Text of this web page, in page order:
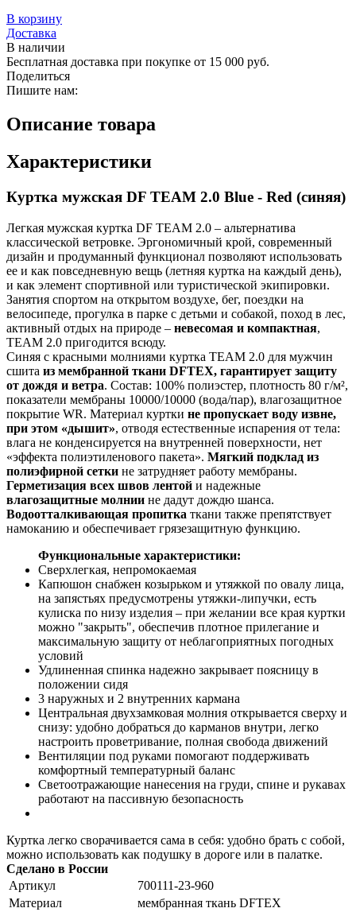
В корзину
Доставка
В наличии
Бесплатная доставка при покупке от 15 000 руб.
Поделиться
Пишите нам:
Описание товара
Характеристики
Куртка мужская DF TEAM 2.0 Blue - Red (синяя)
Легкая мужская куртка DF TEAM 2.0 – альтернатива
классической ветровке. Эргономичный крой, современный
дизайн и продуманный функционал позволяют использовать
ее и как повседневную вещь (летняя куртка на каждый день),
и как элемент спортивной или туристической экипировки.
Занятия спортом на открытом воздухе, бег, поездки на
велосипеде, прогулка в парке с детьми и собакой, поход в лес,
активный отдых на природе – невесомая и компактная,
TEAM 2.0 пригодится всюду.
Синяя с красными молниями куртка TEAM 2.0 для мужчин
сшита из мембранной ткани DFTEX, гарантирует защиту
от дождя и ветра. Состав: 100% полиэстер, плотность 80 г/м²,
показатели мембраны 10000/10000 (вода/пар), влагозащитное
покрытие WR. Материал куртки не пропускает воду извне,
при этом «дышит», отводя естественные испарения от тела:
влага не конденсируется на внутренней поверхности, нет
«эффекта полиэтиленового пакета». Мягкий подклад из
полиэфирной сетки не затрудняет работу мембраны.
Герметизация всех швов лентой и надежные
влагозащитные молнии не дадут дождю шанса.
Водоотталкивающая пропитка ткани также препятствует
намоканию и обеспечивает грязезащитную функцию.
Функциональные характеристики:
Сверхлегкая, непромокаемая
Капюшон снабжен козырьком и утяжкой по овалу лица,
на запястьях предусмотрены утяжки-липучки, есть
кулиска по низу изделия – при желании все края куртки
можно "закрыть", обеспечив плотное прилегание и
максимальную защиту от неблагоприятных погодных
условий
Удлиненная спинка надежно закрывает поясницу в
положении сидя
3 наружных и 2 внутренних кармана
Центральная двухзамковая молния открывается сверху и
снизу: удобно добраться до карманов внутри, легко
настроить проветривание, полная свобода движений
Вентиляции под руками помогают поддерживать
комфортный температурный баланс
Светоотражающие нанесения на груди, спине и рукавах
работают на пассивную безопасность
Куртка легко сворачивается сама в себя: удобно брать с собой,
можно использовать как подушку в дороге или в палатке.
Сделано в России
Артикул
700111-23-960
Материал
мембранная ткань DFTEX